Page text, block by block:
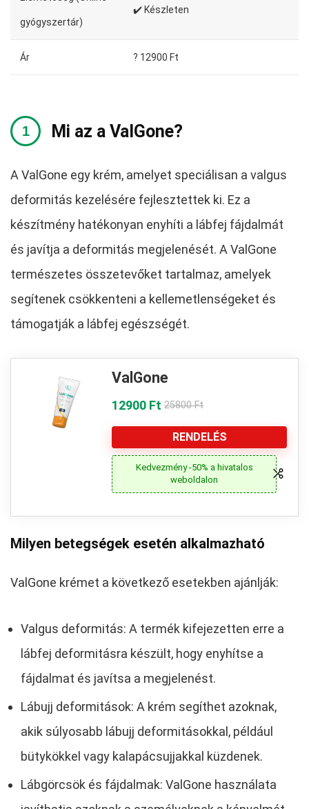
gyógyszertár)
✔️ Készleten
Ár ? 12900 Ft
Mi az a ValGone?
A ValGone egy krém, amelyet speciálisan a valgus
deformitás kezelésére fejlesztettek ki. Ez a
készítmény hatékonyan enyhíti a lábfej fájdalmát
és javítja a deformitás megjelenését. A ValGone
természetes összetevőket tartalmaz, amelyek
segítenek csökkenteni a kellemetlenségeket és
támogatják a lábfej egészségét.
ValGone
12900 Ft 25800 Ft
RENDELÉS
Kedvezmény -50% a hivatalos
weboldalon
Milyen betegségek esetén alkalmazható
ValGone krémet a következő esetekben ajánlják:
Valgus deformitás: A termék kifejezetten erre a
lábfej deformitásra készült, hogy enyhítse a
fájdalmat és javítsa a megjelenést.
Lábujj deformitások: A krém segíthet azoknak,
akik súlyosabb lábujj deformitásokkal, például
bütykökkel vagy kalapácsujjakkal küzdenek.
Lábgörcsök és fájdalmak: ValGone használata